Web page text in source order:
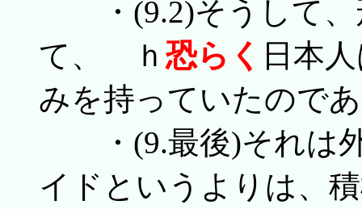
・(9.2)そうして、
て、 ｈ 恐らく 日本
みを持っていたので
・(9.最後)それは
イドというよりは、